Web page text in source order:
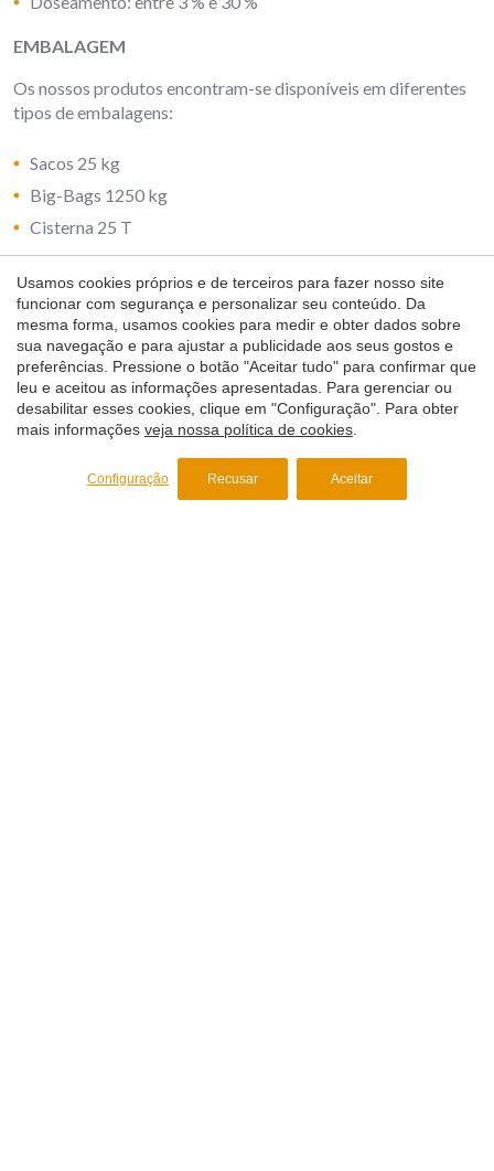
EMBALAGEM
Os nossos produtos encontram-se disponíveis em diferentes
tipos de embalagens:
Sacos 25 kg
Big-Bags 1250 kg
Cisterna 25 T
Deseja receber mais
informação?
Para receber informação mais detalhada sobre algum dos
nossos produtos ou solicitar um orçamento, preencha este
formulário e os nossos especialistas entrarão, posteriormente,
em contacto consigo.
Usamos cookies próprios e de terceiros para fazer nosso site
funcionar com segurança e personalizar seu conteúdo. Da
mesma forma, usamos cookies para medir e obter dados sobre
sua navegação e para ajustar a publicidade aos seus gostos e
preferências. Pressione o botão "Aceitar tudo" para confirmar que
leu e aceitou as informações apresentadas. Para gerenciar ou
desabilitar esses cookies, clique em "Configuração". Para obter
mais informações veja nossa política de cookies
Configuração Recusar Aceitar
Salvar configuração Aceitar tudo